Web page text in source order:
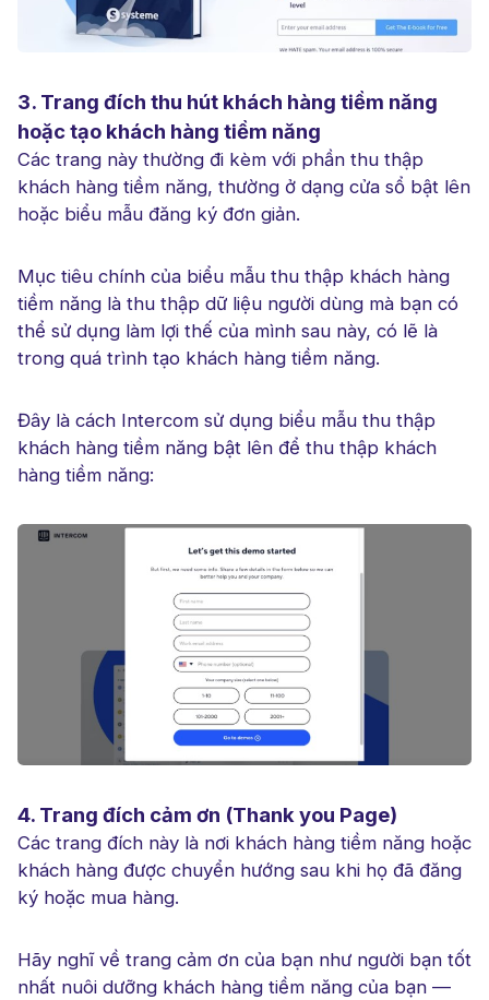
3. Trang đích thu hút khách hàng tiềm năng
hoặc tạo khách hàng tiềm năng
Các trang này thường đi kèm với phần thu thập
khách hàng tiềm năng, thường ở dạng cửa sổ bật lên
hoặc biểu mẫu đăng ký đơn giản.
Mục tiêu chính của biểu mẫu thu thập khách hàng
tiềm năng là thu thập dữ liệu người dùng mà bạn có
thể sử dụng làm lợi thế của mình sau này, có lẽ là
trong quá trình tạo khách hàng tiềm năng.
Đây là cách Intercom sử dụng biểu mẫu thu thập
khách hàng tiềm năng bật lên để thu thập khách
hàng tiềm năng:
4. Trang đích cảm ơn (Thank you Page)
Các trang đích này là nơi khách hàng tiềm năng hoặc
khách hàng được chuyển hướng sau khi họ đã đăng
ký hoặc mua hàng.
Hãy nghĩ về trang cảm ơn của bạn như người bạn tốt
nhất nuôi dưỡng khách hàng tiềm năng của bạn —